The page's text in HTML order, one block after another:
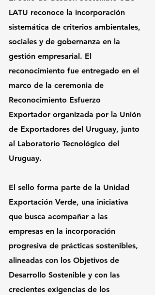
LATU reconoce la incorporación
sistemática de criterios ambientales,
sociales y de gobernanza en la
gestión empresarial. El
reconocimiento fue entregado en el
marco de la ceremonia de
Reconocimiento Esfuerzo
Exportador organizada por la Unión
de Exportadores del Uruguay, junto
al Laboratorio Tecnológico del
Uruguay.
El sello forma parte de la Unidad
Exportación Verde, una iniciativa
que busca acompañar a las
empresas en la incorporación
progresiva de prácticas sostenibles,
alineadas con los Objetivos de
Desarrollo Sostenible y con las
crecientes exigencias de los